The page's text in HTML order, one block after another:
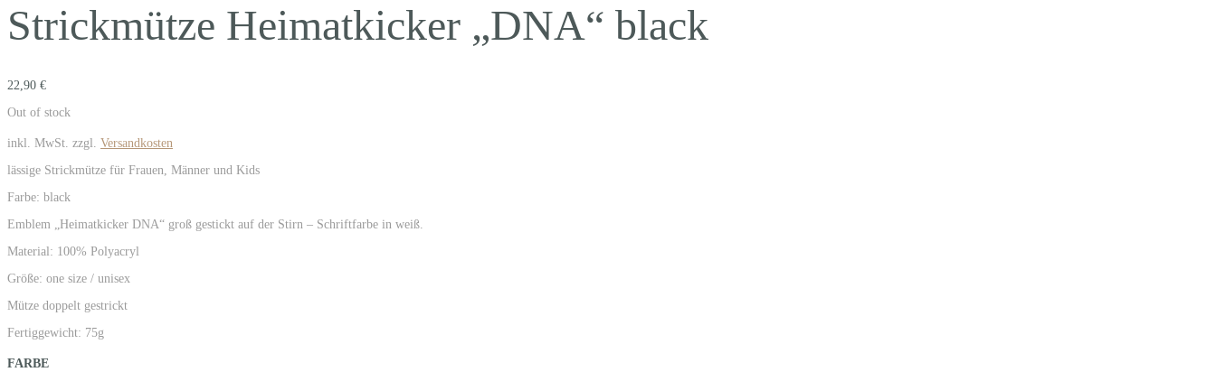
Strickmütze Heimatkicker „DNA“ black
22,90 €
Out of stock
inkl. MwSt. zzgl. Versandkosten
lässige Strickmütze für Frauen, Männer und Kids
Farbe: black
Emblem „Heimatkicker DNA“ groß gestickt auf der Stirn – Schriftfarbe in weiß.
Material: 100% Polyacryl
Größe: one size / unisex
Mütze doppelt gestrickt
Fertiggewicht: 75g
FARBE